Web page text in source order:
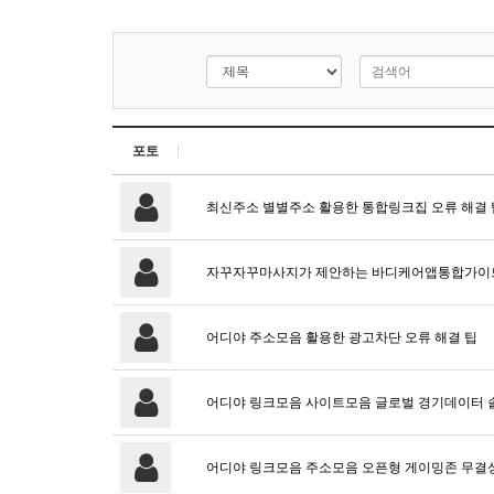
포토
최신주소 별별주소 활용한 통합링크집 오류 해결
자꾸자꾸마사지가 제안하는 바디케어앱통합가이
어디야 주소모음 활용한 광고차단 오류 해결 팁
어디야 링크모음 사이트모음 글로벌 경기데이터
어디야 링크모음 주소모음 오픈형 게이밍존 무결